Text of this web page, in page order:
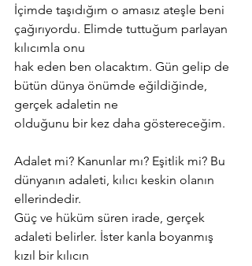
İçimde taşıdığım o amasız ateşle beni
çağırıyordu. Elimde tuttuğum parlayan
kılıcımla onu
hak eden ben olacaktım. Gün gelip de
bütün dünya önümde eğildiğinde,
gerçek adaletin ne
olduğunu bir kez daha göstereceğim.
Adalet mi? Kanunlar mı? Eşitlik mi? Bu
dünyanın adaleti, kılıcı keskin olanın
ellerindedir.
Güç ve hüküm süren irade, gerçek
adaleti belirler. İster kanla boyanmış
kızıl bir kılıcın